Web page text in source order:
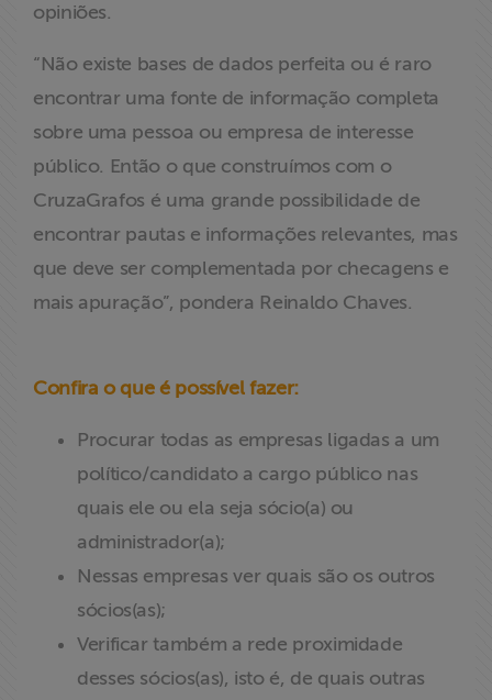
opiniões.
“Não existe bases de dados perfeita ou é raro
encontrar uma fonte de informação completa
sobre uma pessoa ou empresa de interesse
público. Então o que construímos com o
CruzaGrafos é uma grande possibilidade de
encontrar pautas e informações relevantes, mas
que deve ser complementada por checagens e
mais apuração”, pondera Reinaldo Chaves.
Confira o que é possível fazer:
Procurar todas as empresas ligadas a um
político/candidato a cargo público nas
quais ele ou ela seja sócio(a) ou
administrador(a);
Nessas empresas ver quais são os outros
sócios(as);
Verificar também a rede proximidade
desses sócios(as), isto é, de quais outras